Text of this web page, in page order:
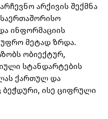
არქივის შექმნა
ინფორმაციის
უფრო მეტად ზრდა.
ობიექტურ,
სტანდარტების
ქართულ და
ისე ციფრული